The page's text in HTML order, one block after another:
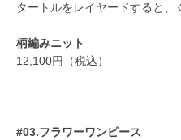
タートルをレイヤードすると、
柄編みニット
12,100円（税込）
#03.フラワーワンピース